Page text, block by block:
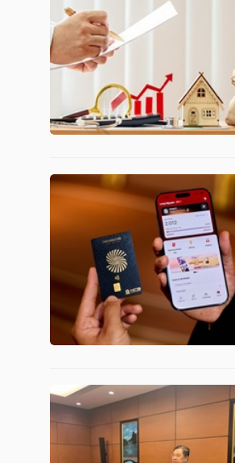
LƯỢNG
NGUYÊN
VẬT
NGHIỆP
DÙNG
KHÔNG
THIẾT